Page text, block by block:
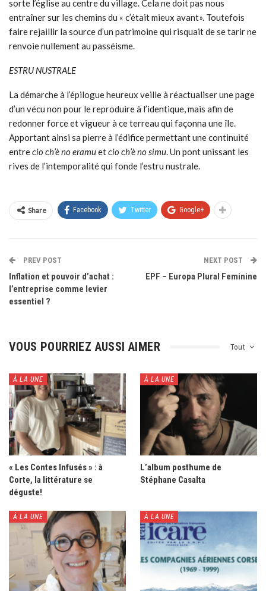
sorte l’église au centre du village. Cela ne doit pas nous
entraîner sur les chemins du « c’était mieux avant». Toutefois
faire rejaillir la source d’un patrimoine qui risquait de se tarir ne
renvoie nullement au passéisme.
ESTRU NUSTRALE
La démarche à l’épilogue heureux veille à réactualiser une page
d’un vécu non pour le reproduire à l’identique, mais afin de
redonner force et vigueur à ce terreau qui façonna une île.
Apportant ainsi sa pierre à l’édifice permettant une continuité
entrecio ch’è no eramuetcio ch’è no simu. Un pont unissant les
rives de l’intemporalité qui fonde l’estru nustrale.
Share Facebook Twitter Google+
PREV POST
Inflation et pouvoir d’achat :
l’entreprise comme levier
essentiel ?
NEXT POST
EPF – Europa Plural Feminine
Tout
VOUS POURRIEZ AUSSI AIMER
À LA UNE
« Les Contes Infusés » : à
Corte, la littérature se
déguste!
À LA UNE
L’album posthume de
Stéphane Casalta
À LA UNE À LA UNE